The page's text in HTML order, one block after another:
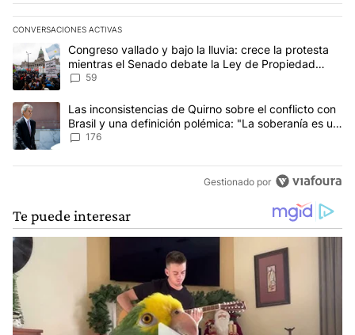
CONVERSACIONES ACTIVAS
Este listado muestra los artículos con más comentarios en los
Un artículo de tendencia con el título "Congreso vallado y bajo
Congreso vallado y bajo la lluvia: crece la protesta
mientras el Senado debate la Ley de Propiedad
Privada
59
Un artículo de tendencia con el título "Las inconsistencias de
Las inconsistencias de Quirno sobre el conflicto con
Brasil y una definición polémica: "La soberanía es un
concepto antiguo"
176
Gestionado por